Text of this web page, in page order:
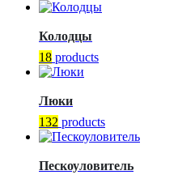
Колодцы
18 products
Люки
132 products
Пескоуловитель